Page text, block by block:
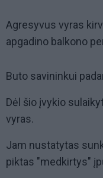
Agresyvus vyras
apgadino balkono
Buto savininkui
Dėl šio įvykio
vyras.
Jam nustatytas
piktas "medkirtys"